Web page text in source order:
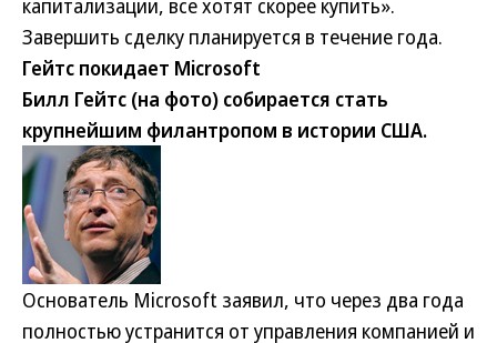
капитализации, все хотят скорее купить».
Завершить сделку планируется в течение года.
Гейтс покидает Microsoft
Билл Гейтс (на фото) собирается стать
крупнейшим филантропом в истории США.
Основатель Microsoft заявил, что через два года
полностью устранится от управления компанией и